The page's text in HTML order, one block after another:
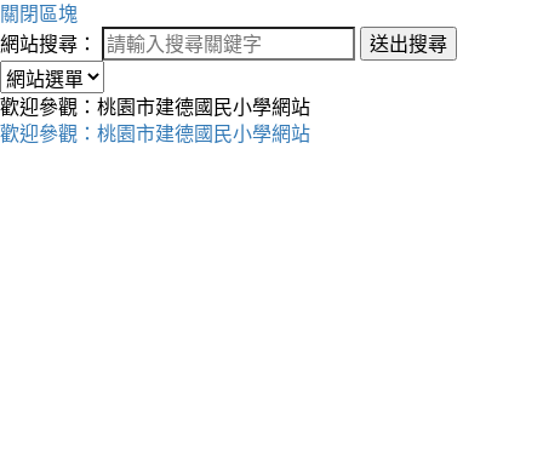
關閉區塊
網站搜尋：
送出搜尋
歡迎參觀：桃園市建德國民小學網站
歡迎參觀：桃園市建德國民小學網站